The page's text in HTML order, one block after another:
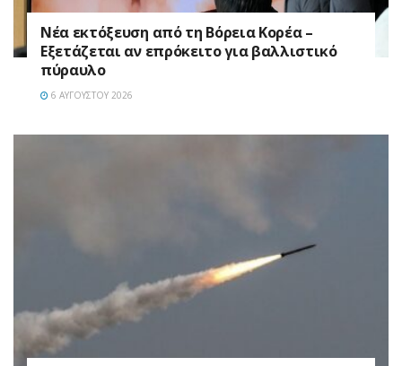
Νέα εκτόξευση από τη Βόρεια Κορέα –
Εξετάζεται αν επρόκειτο για βαλλιστικό
πύραυλο
6 ΑΥΓΟΎΣΤΟΥ 2026